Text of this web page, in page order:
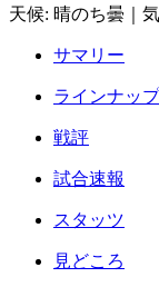
天候: 晴のち曇
サマリー
ラインナップ
戦評
試合速報
スタッツ
見どころ